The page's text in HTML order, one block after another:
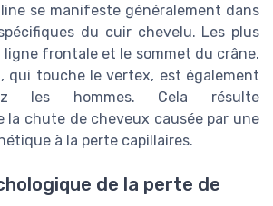
se manifeste généralement dans
du cuir chevelu. Les plus
frontale et le sommet du crâne.
qui touche le vertex, est également
les hommes. Cela résulte
la chute de cheveux causée par une
à la perte capillaires.
de la perte de